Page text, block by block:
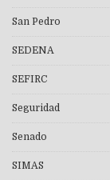
San Pedro
SEDENA
SEFIRC
Seguridad
Senado
SIMAS